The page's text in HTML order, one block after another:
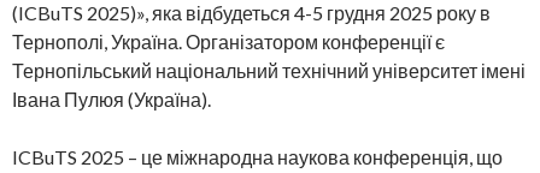
(ICBuTS 2025)», яка відбудеться 4-5 грудня 2025 року в
Тернополі, Україна. Організатором конференції є
Тернопільський національний технічний університет імені
Івана Пулюя (Україна).
ICBuTS 2025 – це міжнародна наукова конференція, що